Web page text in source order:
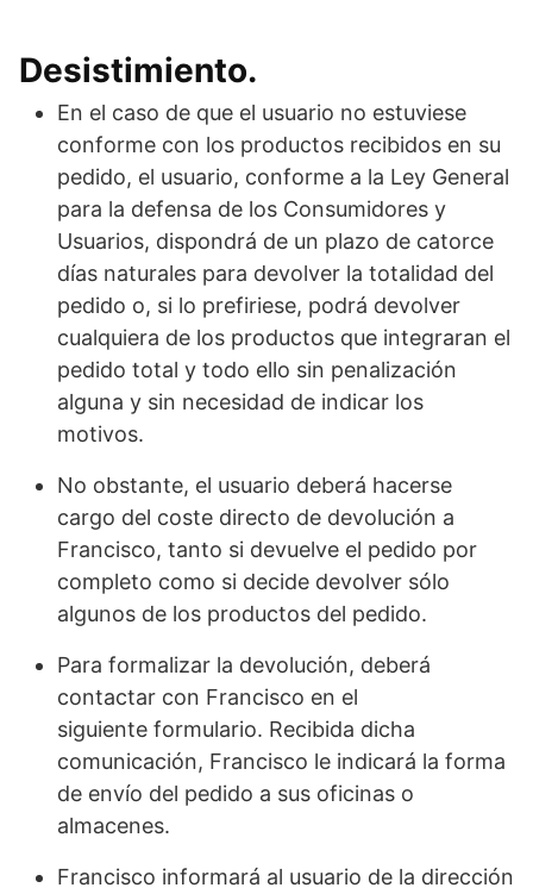
Desistimiento.
En el caso de que el usuario no estuviese
conforme con los productos recibidos en su
pedido, el usuario, conforme a la Ley General
para la defensa de los Consumidores y
Usuarios, dispondrá de un plazo de catorce
días naturales para devolver la totalidad del
pedido o, si lo prefiriese, podrá devolver
cualquiera de los productos que integraran el
pedido total y todo ello sin penalización
alguna y sin necesidad de indicar los
motivos.
No obstante, el usuario deberá hacerse
cargo del coste directo de devolución a
Francisco, tanto si devuelve el pedido por
completo como si decide devolver sólo
algunos de los productos del pedido.
Para formalizar la devolución, deberá
contactar con Francisco en el
siguiente formulario. Recibida dicha
comunicación, Francisco le indicará la forma
de envío del pedido a sus oficinas o
almacenes.
Francisco informará al usuario de la dirección